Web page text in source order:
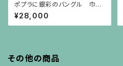
ポプラに銀彩のバングル 巾20
mm
¥28,000
その他の商品